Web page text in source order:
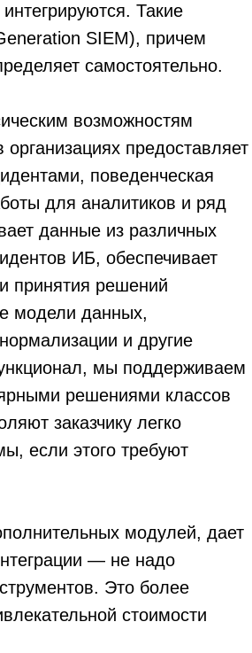
Такие
SIEM), причем
самостоятельно.
возможностям
предоставляет
поведенческая
для аналитиков и ряд
данные из различных
ИБ, обеспечивает
принятия решений
модели данных,
и другие
мы поддерживаем
решениями классов
заказчику легко
если этого требуют
модулей, дает
— не надо
Это более
стоимости